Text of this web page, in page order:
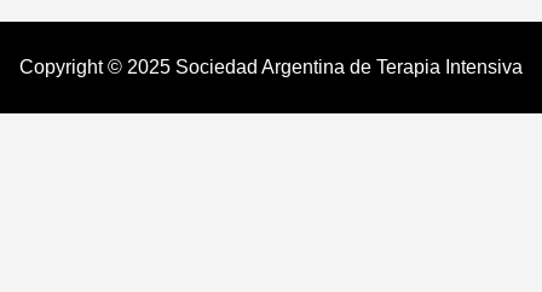
Copyright © 2025 Sociedad Argentina de Terapia Intensiva